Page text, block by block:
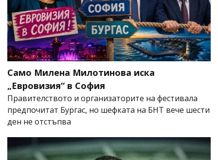
Само Милена Милотинова иска
„Евровизия“ в София
Правителството и организаторите на фестивала
предпочитат Бургас, но шефката на БНТ вече шести
ден не отстъпва